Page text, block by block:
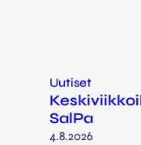
Uutiset
SalPa
4.8.2026